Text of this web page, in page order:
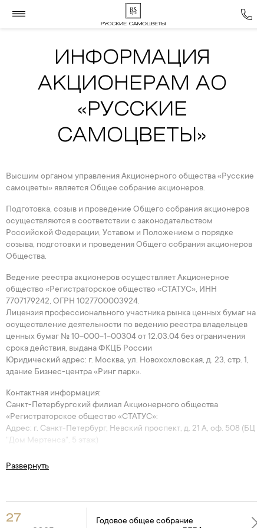
ИНФОРМАЦИЯ
АКЦИОНЕРАМ АО
«РУССКИЕ
САМОЦВЕТЫ»
Высшим органом управления Акционерного общества «Русские
самоцветы» является Общее собрание акционеров.
Подготовка, созыв и проведение Общего собрания акционеров
осуществляются в соответствии с законодательством
Российской Федерации, Уставом и Положением о порядке
созыва, подготовки и проведения Общего собрания акционеров
Общества.
Ведение реестра акционеров осуществляет Акционерное
общество «Регистраторское общество «СТАТУС», ИНН
7707179242, ОГРН 1027700003924.
Лицензия профессионального участника рынка ценных бумаг на
осуществление деятельности по ведению реестра владельцев
ценных бумаг № 10-000-1-00304 от 12.03.04 без ограничения
срока действия, выдана ФКЦБ России
Юридический адрес: г. Москва, ул. Новохохловская, д. 23, стр. 1,
здание Бизнес-центра «Ринг парк».
Контактная информация:
Санкт-Петербургский филиал Акционерного общества
«Регистраторское общество «СТАТУС»:
Адрес: г. Санкт-Петербург, Невский проспект, д. 21 А, оф. 508 (БЦ
"Дом Мертенса", 5 этаж)
E-mail:spb@rostatus.ru
собрание акционеров проводится не ранее 01 марта и не позднее
30 июня каждого года.
Развернуть
27
Годовое общее собрание